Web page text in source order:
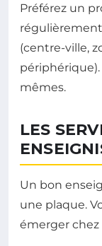
Préférez un
(centre-ville,
mêmes.
LES
Un bon
une plaque.
émerger chez